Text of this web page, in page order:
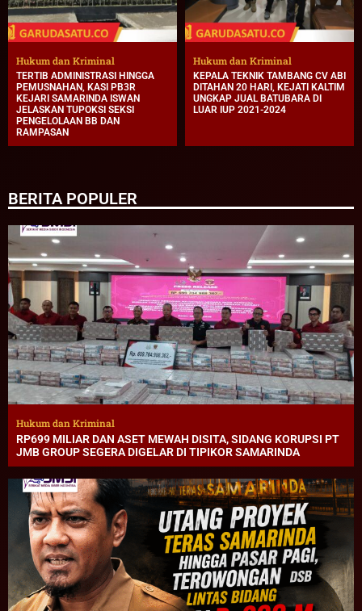
Hukum dan Kriminal
TERTIB ADMINISTRASI HINGGA
PEMUSNAHAN, KASI PB3R
KEJARI SAMARINDA ISWAN
JELASKAN TUPOKSI SEKSI
PENGELOLAAN BB DAN
RAMPASAN
Hukum dan Kriminal
KEPALA TEKNIK TAMBANG CV ABI
DITAHAN 20 HARI, KEJATI KALTIM
UNGKAP JUAL BATUBARA DI
LUAR IUP 2021-2024
BERITA POPULER
Hukum dan Kriminal
RP699 MILIAR DAN ASET MEWAH DISITA, SIDANG KORUPSI PT
JMB GROUP SEGERA DIGELAR DI TIPIKOR SAMARINDA